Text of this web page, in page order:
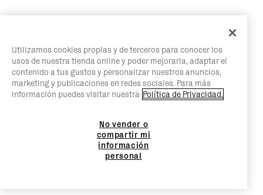
Utilizamos cookies propias y de terceros para conocer los
usos de nuestra tienda online y poder mejorarla, adaptar el
contenido a tus gustos y personalizar nuestros anuncios,
marketing y publicaciones en redes sociales. Para más
información puedes visitar nuestra Política de Privacidad.
No vender o
compartir mi
información
personal